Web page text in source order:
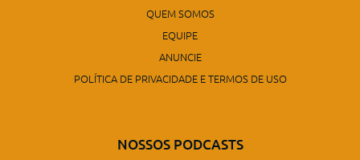
QUEM SOMOS
EQUIPE
ANUNCIE
POLÍTICA DE PRIVACIDADE E TERMOS DE USO
NOSSOS PODCASTS